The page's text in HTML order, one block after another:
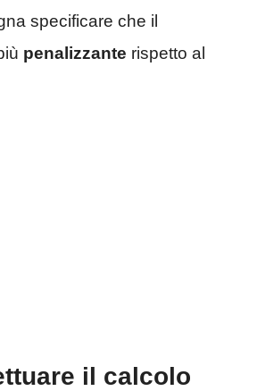
specificare che il
penalizzante rispetto al
il calcolo